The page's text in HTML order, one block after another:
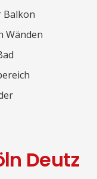
Balkon
Wänden
Deutz